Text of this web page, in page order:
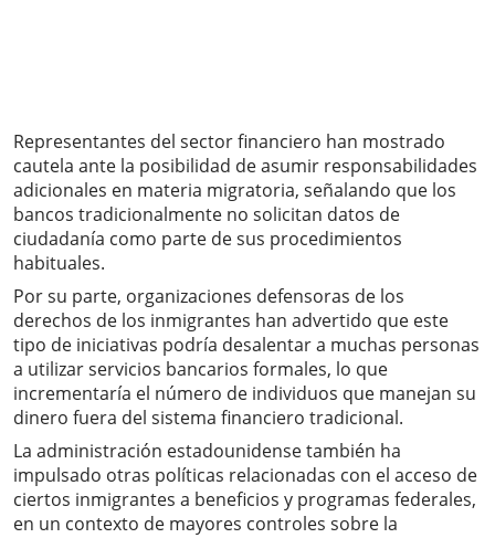
Representantes del sector financiero han mostrado
cautela ante la posibilidad de asumir responsabilidades
adicionales en materia migratoria, señalando que los
bancos tradicionalmente no solicitan datos de
ciudadanía como parte de sus procedimientos
habituales.
Por su parte, organizaciones defensoras de los
derechos de los inmigrantes han advertido que este
tipo de iniciativas podría desalentar a muchas personas
a utilizar servicios bancarios formales, lo que
incrementaría el número de individuos que manejan su
dinero fuera del sistema financiero tradicional.
La administración estadounidense también ha
impulsado otras políticas relacionadas con el acceso de
ciertos inmigrantes a beneficios y programas federales,
en un contexto de mayores controles sobre la